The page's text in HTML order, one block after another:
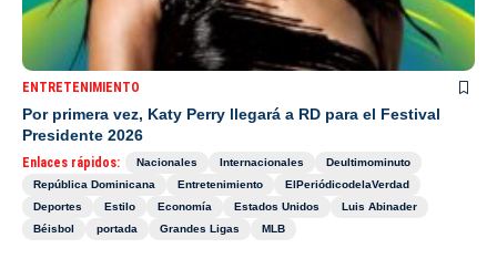
ENTRETENIMIENTO
Por primera vez, Katy Perry llegará a RD para el Festival
Presidente 2026
Enlaces rápidos: Nacionales Internacionales
Deultimominuto
República Dominicana
Entretenimiento
ElPeriódicodelaVerdad
Deportes
Estilo Economía Estados Unidos
Luis Abinader
Béisbol
portada Grandes Ligas MLB